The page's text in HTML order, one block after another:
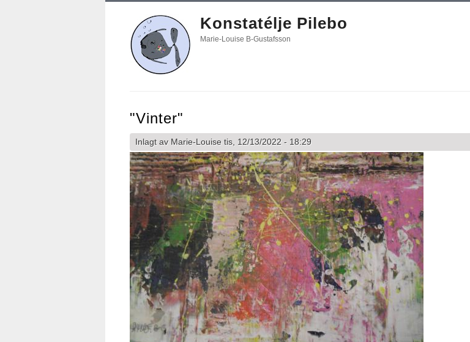
Konstatélje Pilebo
Marie-Louise B-Gustafsson
"Vinter"
Inlagt av Marie-Louise tis, 12/13/2022 - 18:29